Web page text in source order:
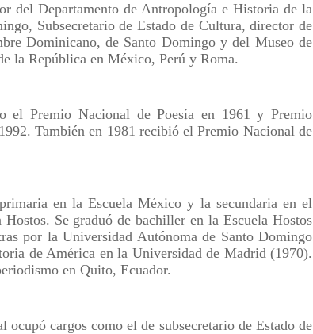
del Departamento de Antropología e Historia de la
Subsecretario de Estado de Cultura, director de
Dominicano, de Santo Domingo y del Museo de
la República en México, Perú y Roma.
el Premio Nacional de Poesía en 1961 y Premio
También en 1981 recibió el Premio Nacional de
en la Escuela México y la secundaria en el
Se graduó de bachiller en la Escuela Hostos
por la Universidad Autónoma de Santo Domingo
de América en la Universidad de Madrid (1970).
en Quito, Ecuador.
cargos como el de subsecretario de Estado de